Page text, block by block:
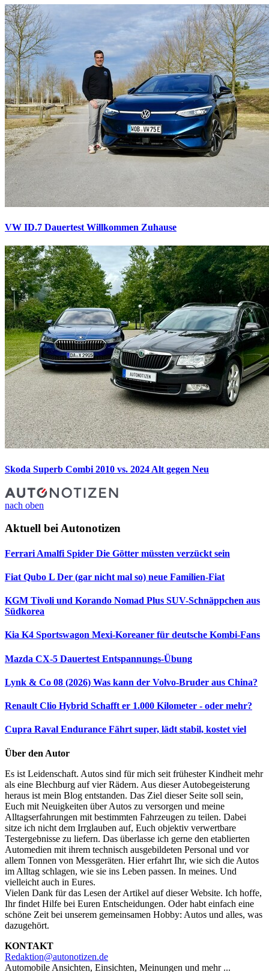
VW ID.7 Dauertest Willkommen Zuhause
Skoda Superb Combi 2010 vs. 2024 Alt gegen Neu
nach oben
Aktuell bei Autonotizen
Ferrari Amalfi Spider Die Götter müssten verzückt sein
Fiat Qubo L Der (gar nicht mal so) neue Familien-Fiat
KGM Tivoli und Korando Nomad Plus SUV-Schnäppchen aus
Südkorea
Kia K4 Sportswagon Mexi-Koreaner für deutsche Kombi-Fans
Mazda CX-5 Dauertest Entspannungs-Übung
Lynk & Co 08 (2026) Was kann der Volvo-Bruder aus China?
Renault Clio Hybrid Schafft er 1.000 Kilometer - oder mehr?
Cupra Raval Endurance Fährt super, lädt stabil, kostet viel
Über den Autor
Es ist Leidenschaft. Autos sind für mich seit frühester Kindheit mehr
als eine Blechburg auf vier Rädern. Aus dieser Autobegeisterung
heraus ist mein Blog entstanden. Das Ziel dieser Seite soll sein,
Euch mit Neuigkeiten über Autos zu versorgen und meine
Alltagserfahrungen mit bestimmten Fahrzeugen zu teilen. Dabei
sitze ich nicht dem Irrglauben auf, Euch objektiv verwertbare
Testergebnisse zu liefern. Das überlasse ich gerne den etablierten
Automedien mit ihrem technisch ausgebildeten Personal und vor
allem Tonnen von Messgeräten. Hier erfahrt Ihr, wie sich die Autos
im Alltag schlagen, wie sie ins Leben passen. In meines. Und
vielleicht auch in Eures.
Vielen Dank für das Lesen der Artikel auf dieser Website. Ich hoffe,
Ihr findet Hilfe bei Euren Entscheidungen. Oder habt einfach eine
schöne Zeit bei unserem gemeinsamen Hobby: Autos und alles, was
dazugehört.
KONTAKT
Redaktion@autonotizen.de
Automobile Ansichten, Einsichten, Meinungen und mehr ...